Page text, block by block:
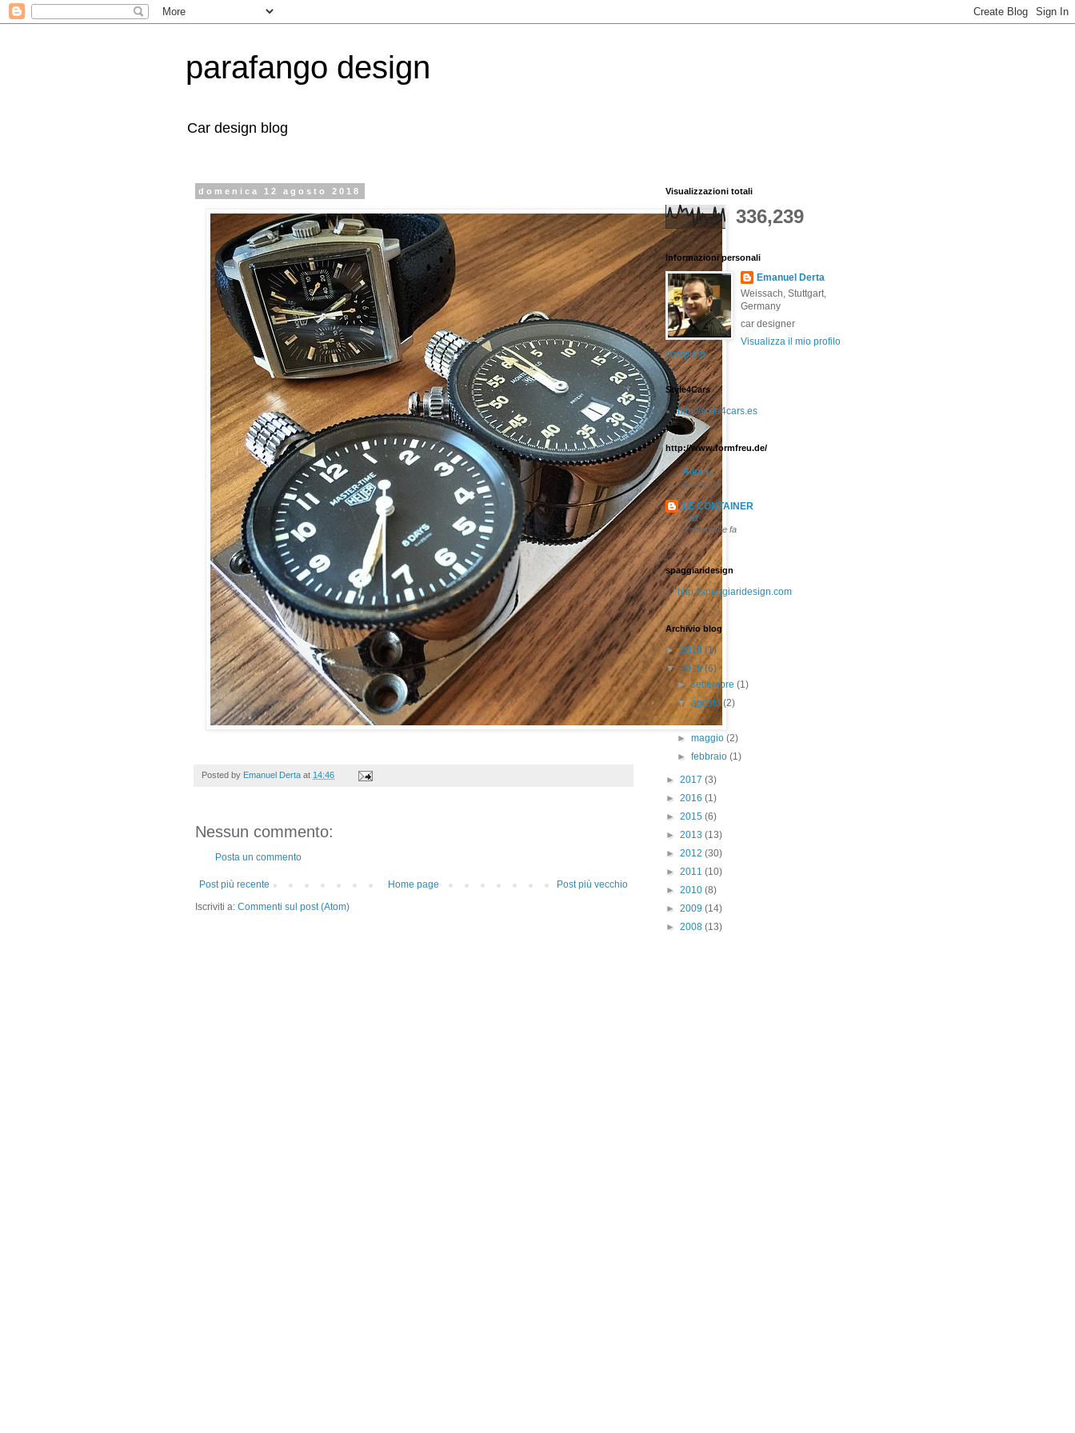
parafango design
Car design blog
domenica 12 agosto 2018
Posted by Emanuel Derta at 14:46
Nessun commento:
Posta un commento
Post più recente Post più vecchio
Home page
Iscriviti a: Commenti sul post (Atom)
Visualizzazioni totali
336,239
Informazioni personali
Emanuel Derta
Weissach, Stuttgart,
Germany
car designer
Visualizza il mio profilo
completo
Style4Cars
http://style4cars.es
http://www.formfreu.de/
Alex L.
12 anni fa
LE CONTAINER
...ulf
3 settimane fa
spaggiaridesign
http://spaggiaridesign.com
Archivio blog
►2019 (1)
▼ 2018(6)
►settembre(1)
▼agosto(2)
►maggio(2)
►febbraio(1)
► 2017 (3)
► 2016 (1)
► 2015 (6)
► 2013 (13)
► 2012 (30)
► 2011 (10)
► 2010 (8)
► 2009 (14)
► 2008 (13)